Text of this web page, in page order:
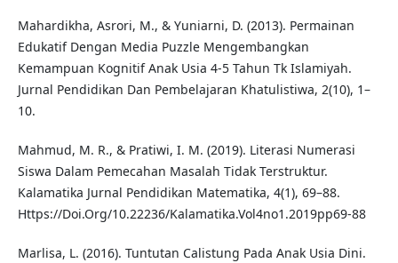
Mahardikha, Asrori, M., & Yuniarni, D. (2013). Permainan
Edukatif Dengan Media Puzzle Mengembangkan
Kemampuan Kognitif Anak Usia 4-5 Tahun Tk Islamiyah.
Jurnal Pendidikan Dan Pembelajaran Khatulistiwa, 2(10), 1–
10.
Mahmud, M. R., & Pratiwi, I. M. (2019). Literasi Numerasi
Siswa Dalam Pemecahan Masalah Tidak Terstruktur.
Kalamatika Jurnal Pendidikan Matematika, 4(1), 69–88.
Https://Doi.Org/10.22236/Kalamatika.Vol4no1.2019pp69-88
Marlisa, L. (2016). Tuntutan Calistung Pada Anak Usia Dini.